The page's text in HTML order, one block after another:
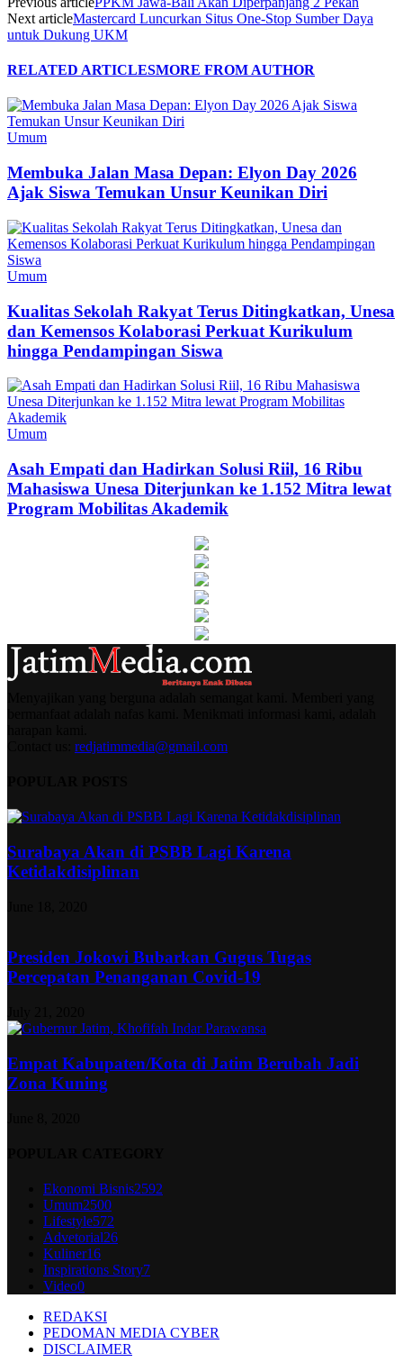
Next articleMastercard Luncurkan Situs One-Stop Sumber Daya
untuk Dukung UKM
RELATED ARTICLESMORE FROM AUTHOR
Umum
Membuka Jalan Masa Depan: Elyon Day 2026
Ajak Siswa Temukan Unsur Keunikan Diri
Umum
Kualitas Sekolah Rakyat Terus Ditingkatkan, Unesa
dan Kemensos Kolaborasi Perkuat Kurikulum
hingga Pendampingan Siswa
Umum
Asah Empati dan Hadirkan Solusi Riil, 16 Ribu
Mahasiswa Unesa Diterjunkan ke 1.152 Mitra lewat
Program Mobilitas Akademik
redjatimmedia@gmail.com
Surabaya Akan di PSBB Lagi Karena
Ketidakdisiplinan
Presiden Jokowi Bubarkan Gugus Tugas
Percepatan Penanganan Covid-19
Empat Kabupaten/Kota di Jatim Berubah Jadi
Zona Kuning
Ekonomi Bisnis2592
Umum2500
Lifestyle572
Advetorial26
Kuliner16
Inspirations Story7
Video0
REDAKSI
PEDOMAN MEDIA CYBER
DISCLAIMER